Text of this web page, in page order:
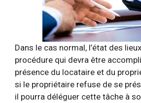
Dans le cas normal, l’état des
procédure qui devra être
présence du locataire et du
si le propriétaire refuse de se
il pourra déléguer cette tâche à